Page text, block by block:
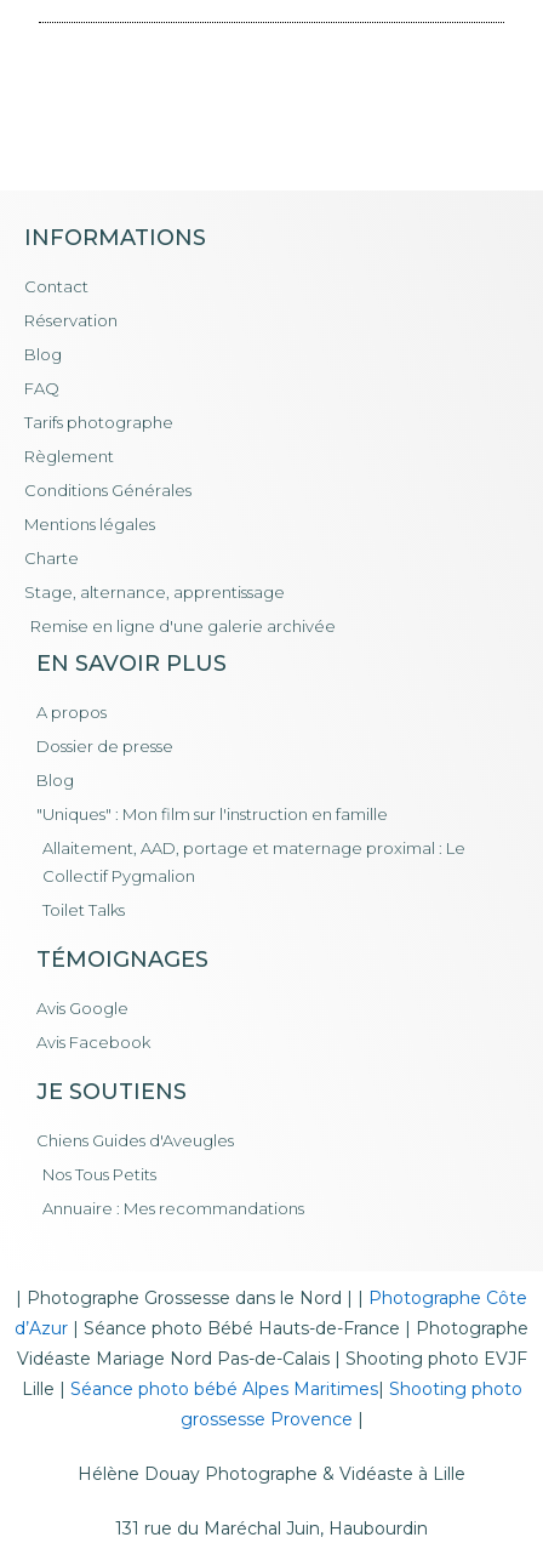
INFORMATIONS
Contact
Réservation
Blog
FAQ
Tarifs photographe
Règlement
Conditions Générales
Mentions légales
Charte
Stage, alternance, apprentissage
Remise en ligne d'une galerie archivée
EN SAVOIR PLUS
A propos
Dossier de presse
Blog
"Uniques" : Mon film sur l'instruction en famille
Allaitement, AAD, portage et maternage proximal : Le
Collectif Pygmalion
Toilet Talks
TÉMOIGNAGES
Avis Google
Avis Facebook
JE SOUTIENS
Chiens Guides d'Aveugles
Nos Tous Petits
Annuaire : Mes recommandations
| Photographe Grossesse dans le Nord | | Photographe Côte
d’Azur | Séance photo Bébé Hauts-de-France | Photographe
Vidéaste Mariage Nord Pas-de-Calais| Shooting photo EVJF
Lille | Séance photo bébé Alpes Maritimes| Shooting photo
grossesse Provence |
Hélène Douay Photographe & Vidéaste à Lille
131 rue du Maréchal Juin, Haubourdin